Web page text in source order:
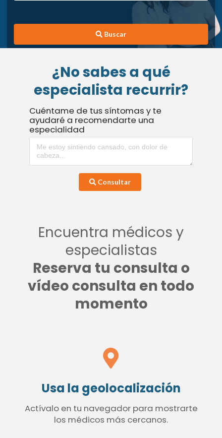
Buscar
¿No sabes a qué
especialista recurrir?
Cuéntame de tus síntomas y te
ayudaré a recomendarte una
especialidad
Consultar
Encuentra médicos y
especialistas
Reserva tu consulta o
vídeo consulta en todo
momento
Usa la geolocalización
Actívalo en tu navegador para mostrarte
los médicos más cercanos.